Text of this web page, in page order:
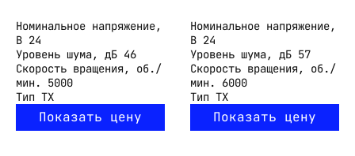
Номинальное напряжение,
В 24
Уровень шума, дБ 46
Скорость вращения, об./
мин.
5000
Тип TX
Показать цену
Номинальное напряжение,
В 24
Уровень шума, дБ 57
Скорость вращения, об./
мин.
6000
Тип TX
Показать цену